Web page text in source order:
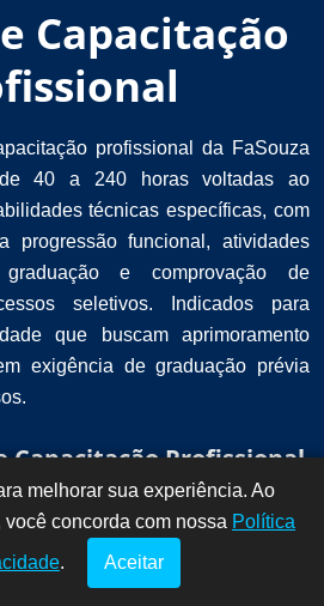
Capacitação
profissional da FaSouza
de 40 a 240 horas voltadas ao
técnicas específicas, com
progressão funcional, atividades
graduação e comprovação de
seletivos. Indicados para
que buscam aprimoramento
exigência de graduação prévia
Capacitação Profissional
Falemelhorar sua experiência. Ao
concorda com nossa Política
. Aceitar